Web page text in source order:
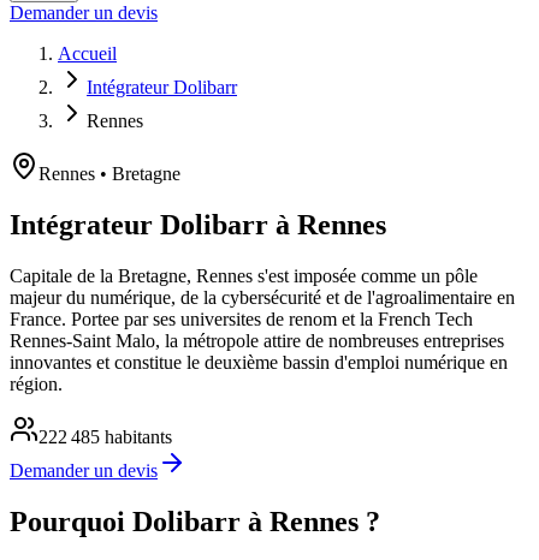
Demander un devis
Accueil
Intégrateur Dolibarr
Rennes
Rennes • Bretagne
Intégrateur Dolibarr à Rennes
Capitale de la Bretagne, Rennes s'est imposée comme un pôle
majeur du numérique, de la cybersécurité et de l'agroalimentaire en
France. Portee par ses universites de renom et la French Tech
Rennes-Saint Malo, la métropole attire de nombreuses entreprises
innovantes et constitue le deuxième bassin d'emploi numérique en
région.
222 485 habitants
Demander un devis
Pourquoi Dolibarr à Rennes ?